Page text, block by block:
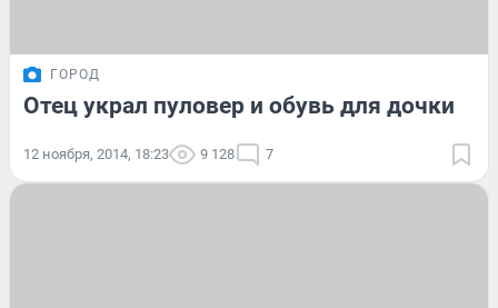
ГОРОД
Отец украл пуловер и обувь для дочки
12 ноября, 2014, 18:23 9 128 7